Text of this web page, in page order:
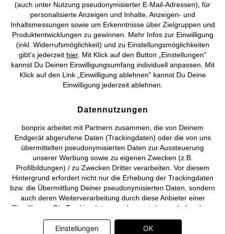
Vertrag widerrufen
©2026 bonprix.Alle Rechte vorbehalten.
Deutsch Français
(auch unter Nutzung pseudonymisierter E-Mail-Adressen), für
personalisierte Anzeigen und Inhalte, Anzeigen- und
Inhaltsmessungen sowie um Erkenntnisse über Zielgruppen und
Produktentwicklungen zu gewinnen. Mehr Infos zur Einwilligung
(inkl. Widerrufsmöglichkeit) und zu Einstellungsmöglichkeiten
gibt’s jederzeit hier. Mit Klick auf den Button „Einstellungen”
kannst Du Deinen Einwilligungsumfang individuell anpassen. Mit
Klick auf den Link „Einwilligung ablehnen” kannst Du Deine
Einwilligung jederzeit ablehnen.
Datennutzungen
bonprix arbeitet mit Partnern zusammen, die von Deinem
Endgerät abgerufene Daten (Trackingdaten) oder die von uns
übermittelten pseudonymisierten Daten zur Aussteuerung
unserer Werbung sowie zu eigenen Zwecken (z.B.
Profilbildungen) / zu Zwecken Dritter verarbeiten. Vor diesem
Hintergrund erfordert nicht nur die Erhebung der Trackingdaten
bzw. die Übermittlung Deiner pseudonymisierten Daten, sondern
auch deren Weiterverarbeitung durch diese Anbieter einer
Einwilligung. Die Trackingdaten werden erst dann erhoben bzw.
Deine pseudonymisierten Daten erst dann übermittelt, wenn Du
auf den in dem Banner auf bonprix.de wiedergebenden Button
Einstellungen OK